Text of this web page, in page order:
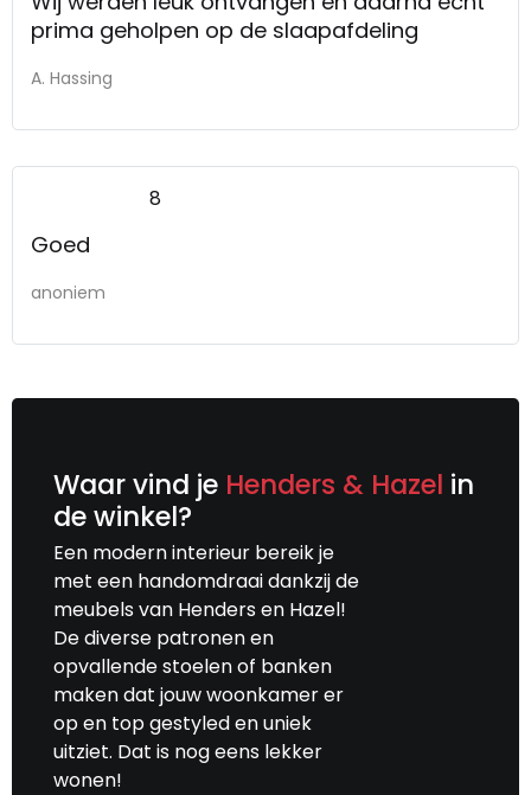
prima geholpen op de slaapafdeling
A. Hassing
8
Goed
anoniem
Waar vind je Henders & Hazel in
de winkel?
Een modern interieur bereik je
met een handomdraai dankzij de
meubels van Henders en Hazel!
De diverse patronen en
opvallende stoelen of banken
maken dat jouw woonkamer er
op en top gestyled en uniek
uitziet. Dat is nog eens lekker
wonen!